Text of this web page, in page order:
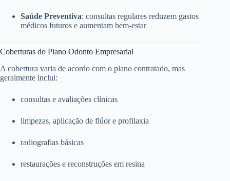
Saúde Preventiva: consultas regulares reduzem gastos
médicos futuros e aumentam bem-estar
Coberturas do Plano Odonto Empresarial
A cobertura varia de acordo com o plano contratado, mas
geralmente inclui:
consultas e avaliações clínicas
limpezas, aplicação de flúor e profilaxia
radiografias básicas
restaurações e reconstruções em resina